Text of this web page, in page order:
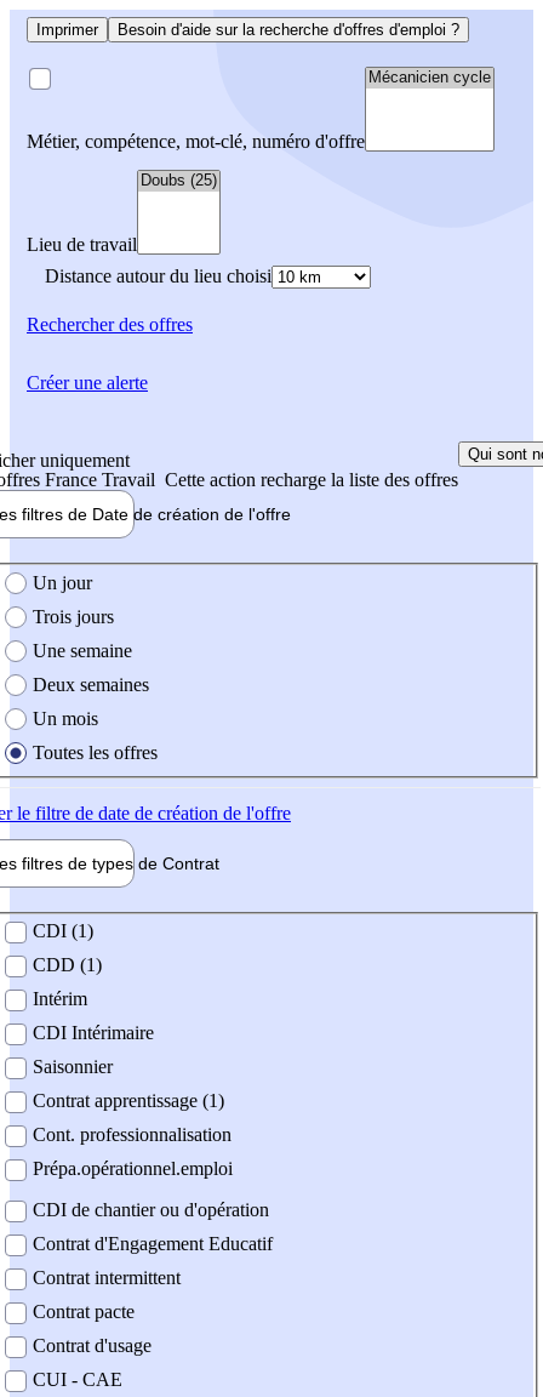
Imprimer Besoin d'aide sur la recherche d'offres d'emploi ?
Métier, compétence, mot-clé, numéro d'offre
Lieu de travail
Distance autour du lieu choisi
Rechercherdes offres
uniquement
France Travail Cette action recharge la liste des offres
Qui sont
filtres de Date de création de l'offre
création de l'offre
Un jour
Trois jours
Une semaine
Deux semaines
Un mois
Toutes les offres
le filtre de date de création de l'offre
filtres de types de Contrat
contrat
CDI (1)
CDD (1)
Intérim
CDI Intérimaire
Saisonnier
Contrat apprentissage (1)
Cont. professionnalisation
Prépa.opérationnel.emploi
CDI de chantier ou d'opération
Contrat d'Engagement Educatif
Contrat intermittent
Contrat pacte
Contrat d'usage
CUI - CAE
Créer une alerte